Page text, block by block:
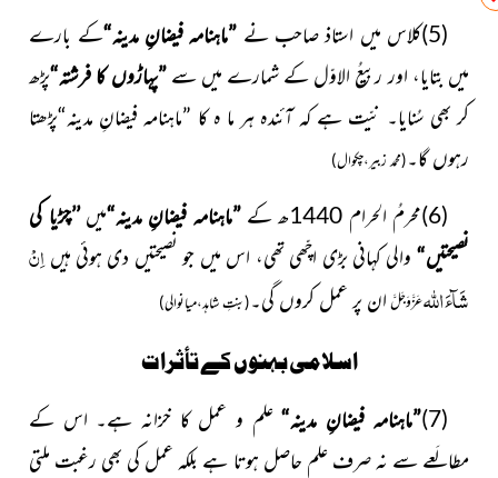
(5)کلاس میں استاذ صاحب نے ”ماہنامہ فیضانِ مدینہ“کے بارے
میں بتایا، اور ربیعُ الاوّل کے شمارے میں سے”پہاڑوں کا فرشتہ“پڑھ
کر بھی سُنایا۔ نیّت ہے کہ آئندہ ہر ما ہ کا ”ماہنامہ فیضانِ مدینہ“پڑھتا
رہوں گا۔(محمد زبیر،چکوال)
(6)محرمُ الحرام 1440ھ کے”ماہنامہ فیضانِ مدینہ“میں ’’چڑیا کی
نصیحتیں“ والی کہانی بڑی اچّھی تھی، اس میں جو نصیحتیں دی ہوئی ہیں اِنْ
شَآءَاللہعَزَّوَجَلَّ ان پر عمل کروں گی۔(بنتِ شاہد،میانوالی)
اسلامی بہنوں کے تأثرات
(7) ”ماہنامہ فیضانِ مدینہ“علم و عمل کا خزانہ ہے۔ اس کے
مطالَعے سے نہ صرف علم حاصل ہوتا ہے بلکہ عمل کی بھی رغبت ملتی